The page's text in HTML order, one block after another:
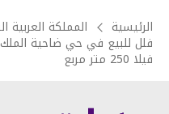
الرئيسية المملكة العربية
فلل للبيع في حي ضاحية
فيلا 250 متر مربع